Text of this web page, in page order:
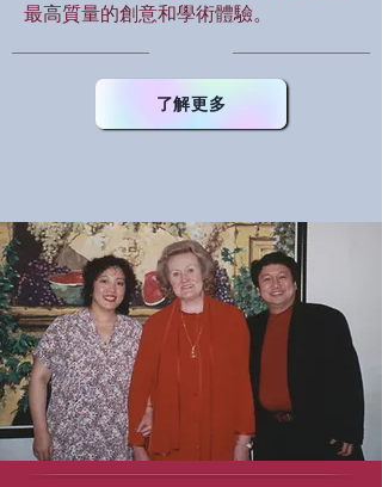
最高質量的創意和學術體驗。
了解更多